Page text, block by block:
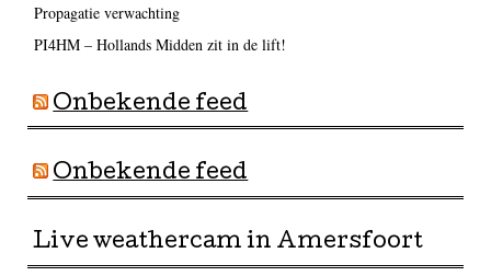
Propagatie verwachting
PI4HM – Hollands Midden zit in de lift!
Onbekende feed
Onbekende feed
Live weathercam in Amersfoort